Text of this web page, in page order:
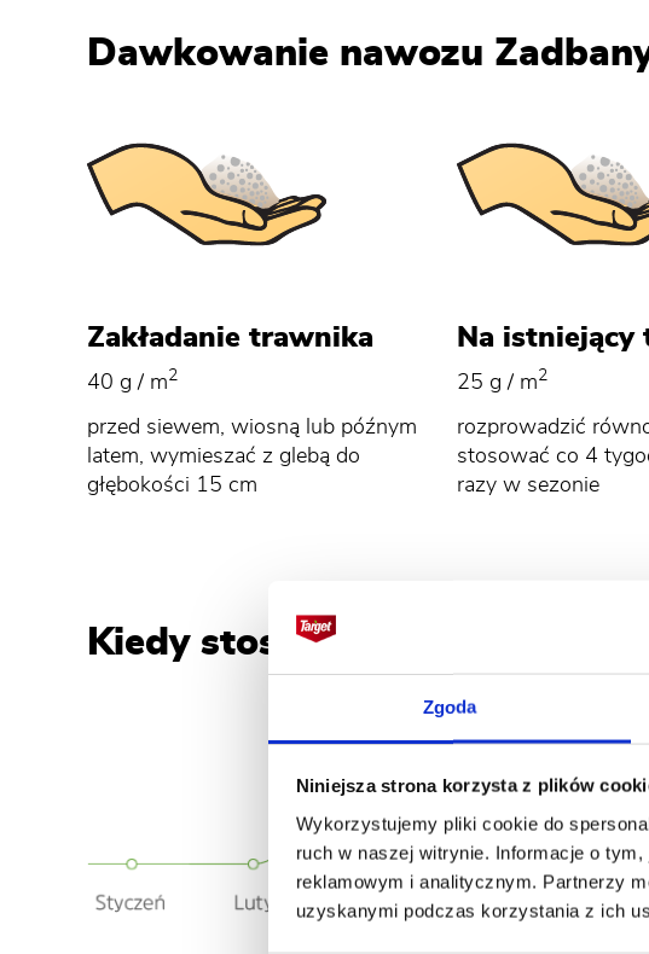
Zgoda
Niniejsza strona korzysta z plików
Wykorzystujemy pliki cookie do
ruch w naszej witrynie. Informacje o
reklamowym i analitycznym. Partnerzy
uzyskanymi podczas korzystania z ich
Dawkowanie nawozu
Zakładanie trawnika
40 g / m2
przed siewem, wiosną lub późnym
latem, wymieszać z glebą do
głębokości 15 cm
Na
25 g / m2
rozprowadzić
stosować co 4
razy w sezonie
Kiedy stosować nawóz